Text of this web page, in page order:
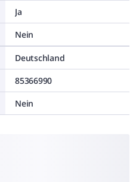
Ja
Nein
Deutschland
85366990
Nein